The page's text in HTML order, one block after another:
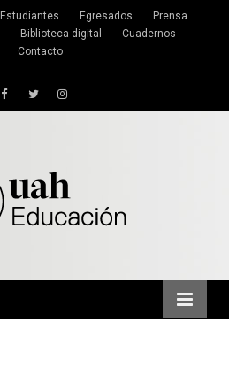
Estudiantes Egresados
Prensa
Biblioteca digital
Cuadernos
Contacto
FacebookTwitterInstagram